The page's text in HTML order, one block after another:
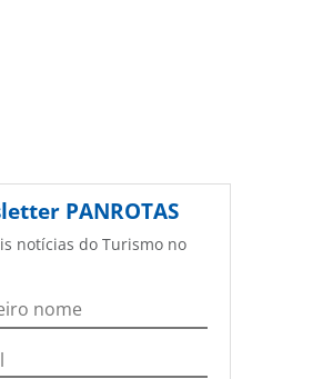
PANROTAS
notícias do Turismo no